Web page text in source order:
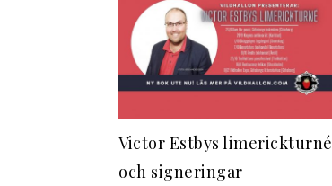
Victor Estbys limerickturné
och signeringar